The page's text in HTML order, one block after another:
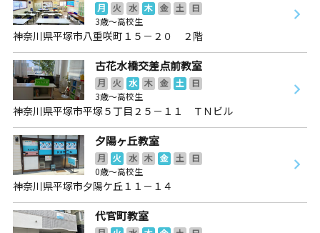
月 火 水 木 金 土
日
3歳～高校生
神奈川県平塚市八重咲町１５－２０ ２階
古花水橋交差点前教室
月 火 水 木 金 土
日
3歳～高校生
神奈川県平塚市平塚５丁目２５－１１ ＴＮビル
夕陽ヶ丘教室
月 火 水 木 金 土
日
0歳～高校生
神奈川県平塚市夕陽ケ丘１１－１４
代官町教室